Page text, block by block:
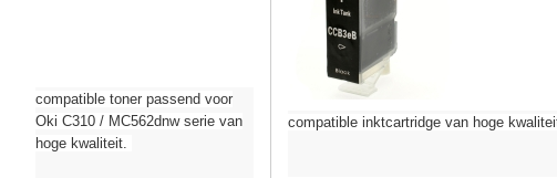
compatible toner passend voor
Oki C310 / MC562dnw serie van
hoge kwaliteit.
compatible inktcartridge van hoge